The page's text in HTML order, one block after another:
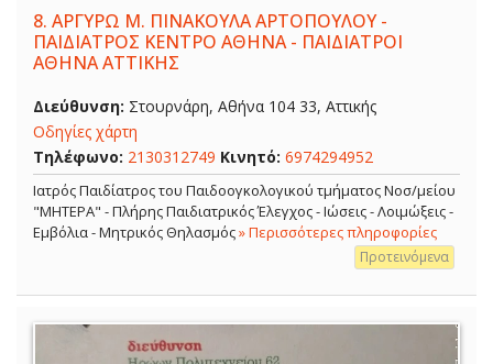
8. ΑΡΓΥΡΩ Μ. ΠΙΝΑΚΟΥΛΑ ΑΡΤΟΠΟΥΛΟΥ -
ΠΑΙΔΙΑΤΡΟΣ ΚΕΝΤΡΟ ΑΘΗΝΑ - ΠΑΙΔΙΑΤΡΟΙ
ΑΘΗΝΑ ΑΤΤΙΚΗΣ
Διεύθυνση: Στουρνάρη, Αθήνα 104 33, Αττικής
Οδηγίες χάρτη
Τηλέφωνο: 2130312749 Κινητό: 6974294952
Ιατρός Παιδίατρος του Παιδοογκολογικού τμήματος Νοσ/μείου
"ΜΗΤΕΡΑ" - Πλήρης Παιδιατρικός Έλεγχος - Ιώσεις - Λοιμώξεις -
Εμβόλια - Μητρικός Θηλασμός» Περισσότερες πληροφορίες
Προτεινόμενα